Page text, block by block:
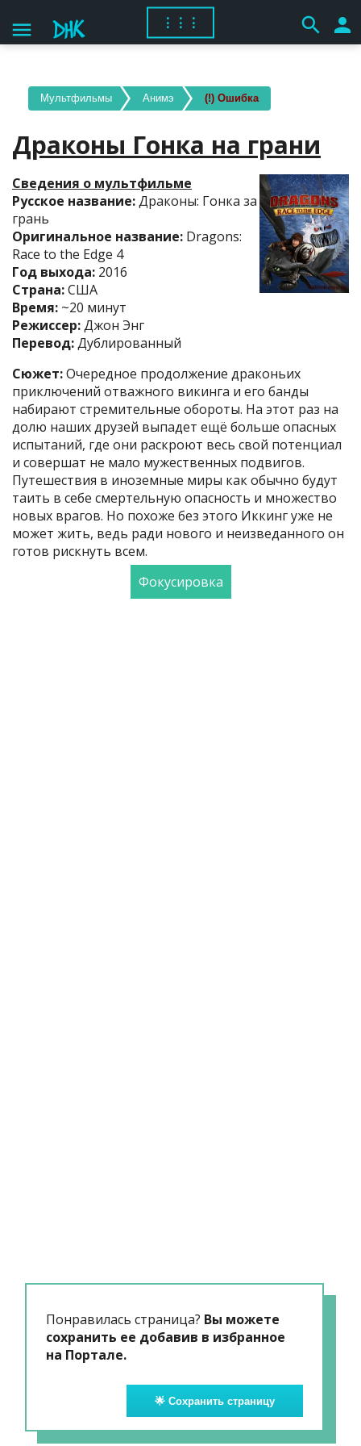
menu ⋮⋮⋮ search person
Мультфильмы Анимэ (!) Ошибка
Драконы Гонка на грани
Сведения о мультфильме
Русское название:Драконы: Гонка за
грань
Оригинальное название: Dragons:
Race to the Edge 4
Год выхода: 2016
Страна:США
Время: ~20 минут
Режиссер:Джон Энг
Перевод:Дублированный
Сюжет:Очередное продолжение драконьих
приключений отважного викинга и его банды
набирают стремительные обороты. На этот раз на
долю наших друзей выпадет ещё больше опасных
испытаний, где они раскроют весь свой потенциал
и совершат не мало мужественных подвигов.
Путешествия в иноземные миры как обычно будут
таить в себе смертельную опасность и множество
новых врагов. Но похоже без этого Иккинг уже не
может жить, ведь ради нового и неизведанного он
готов рискнуть всем.
Фокусировка
Понравилась страница? Вы можете
сохранить ее добавив в избранное
на Портале.
🌟 Сохранить страницу